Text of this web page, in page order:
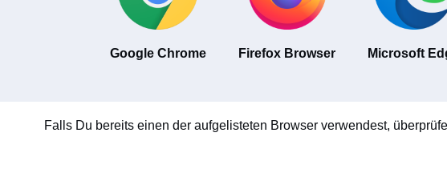
Google Chrome Firefox Browser Microsoft
Falls Du bereits einen der aufgelisteten Browser verwendest,